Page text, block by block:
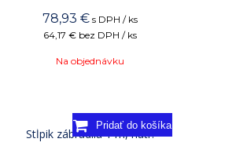
78,93 € s DPH / ks
64,17 € bez DPH / ks
Na objednávku
Stĺpik zábradlia 1 m, natr.